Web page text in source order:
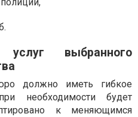
выбранного
должно иметь гибкое
необходимости будет
к меняющимся